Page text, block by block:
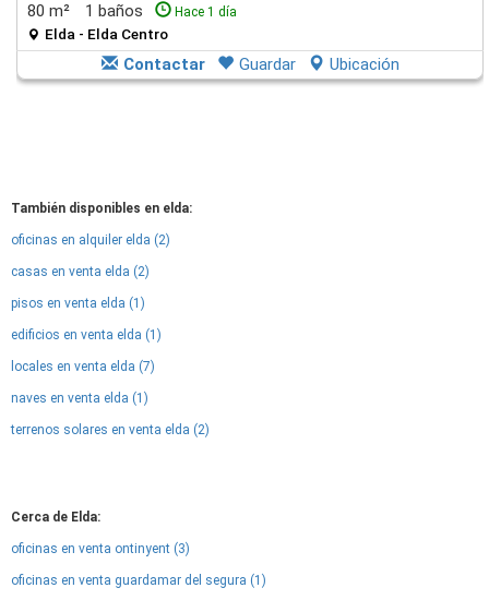
80 m²
1 baños Hace 1 día
Elda - Elda Centro
Contactar Guardar Ubicación
También disponibles en elda:
oficinas en alquiler elda (2)
casas en venta elda (2)
pisos en venta elda (1)
edificios en venta elda (1)
locales en venta elda (7)
naves en venta elda (1)
terrenos solares en venta elda (2)
Cerca de Elda:
oficinas en venta ontinyent (3)
oficinas en venta guardamar del segura (1)